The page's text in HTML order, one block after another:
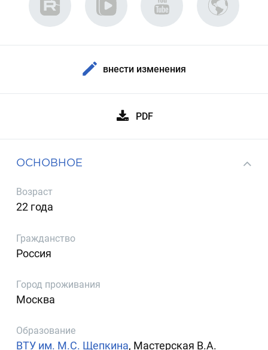
внести изменения
PDF
ОСНОВНОЕ
Возраст
22 года
Гражданство
Россия
Город проживания
Москва
Образование
ВТУ им. М.С. Щепкина, Мастерская В.А.